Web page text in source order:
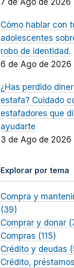
7 de Ago de 2026
Cómo hablar con
adolescentes
robo de identidad.
6 de Ago de 2026
¿Has perdido
estafa? Cuidado
estafadores que
ayudarte
3 de Ago de 2026
Explorar por tema
Compra y
(39)
Comprar y donar
Compras (115)
Crédito y deudas
Crédito,